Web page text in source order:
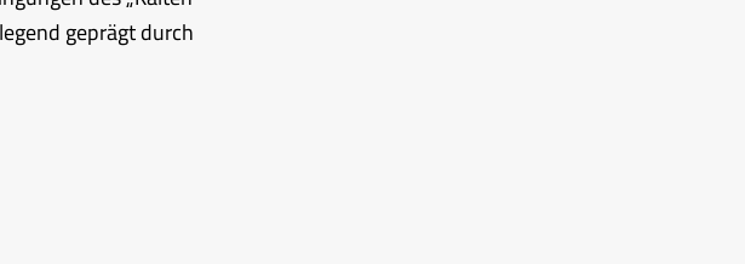
geprägt durch